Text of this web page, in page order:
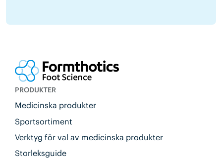
PRODUKTER
Medicinska produkter
Sportsortiment
Verktyg för val av medicinska produkter
Storleksguide